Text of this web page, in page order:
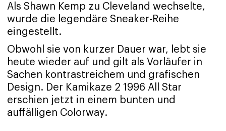
Als Shawn Kemp zu Cleveland wechselte,
wurde die legendäre Sneaker-Reihe
eingestellt.
Obwohl sie von kurzer Dauer war, lebt sie
heute wieder auf und gilt als Vorläufer in
Sachen kontrastreichem und grafischen
Design. Der Kamikaze 2 1996 All Star
erschien jetzt in einem bunten und
auffälligen Colorway.